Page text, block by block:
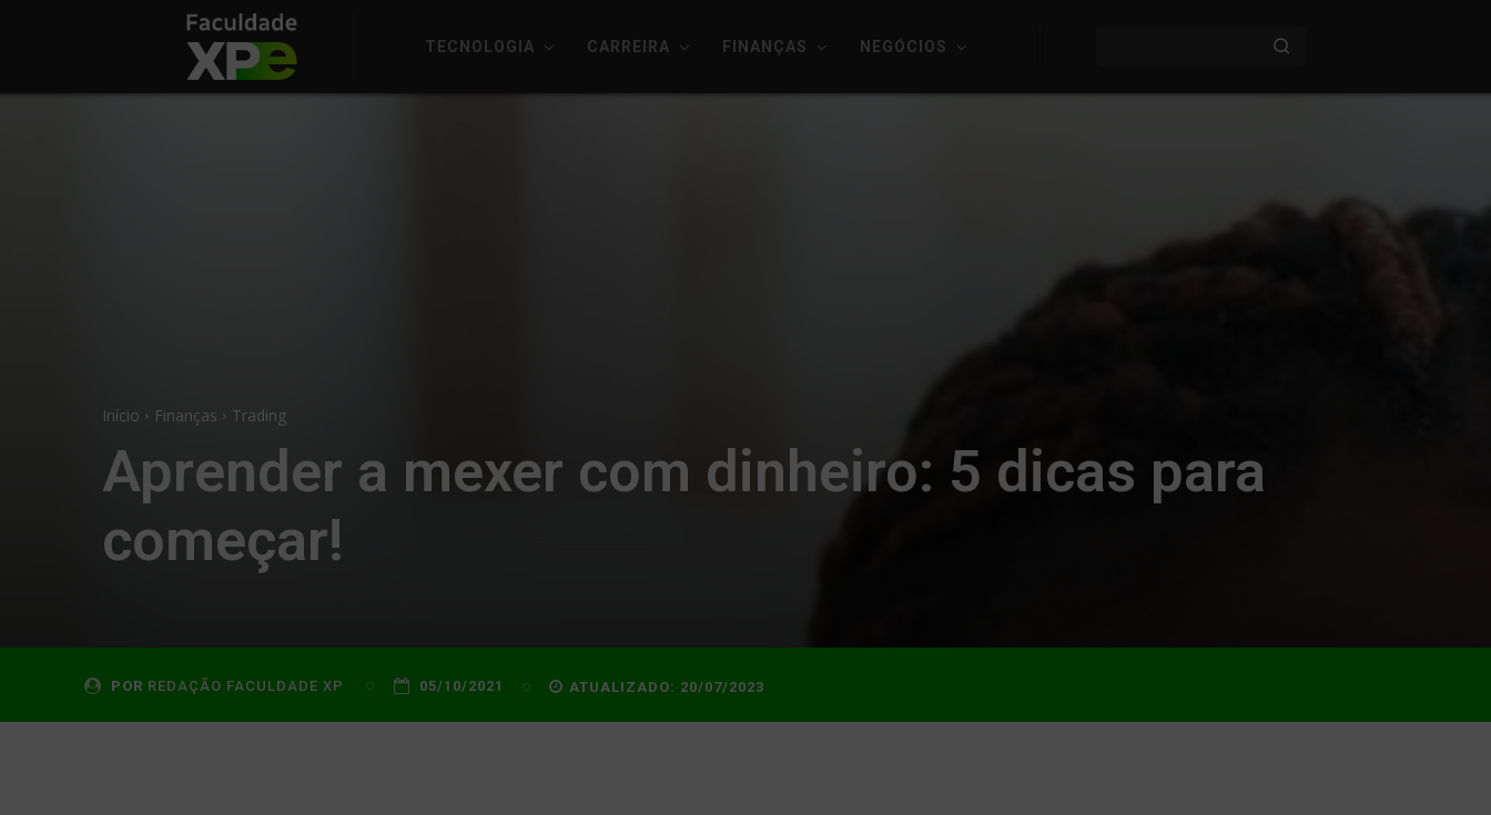
TECNOLOGIA CARREIRA FINANÇAS NEGÓCIOS
Início Finanças Trading
Aprender a mexer com dinheiro: 5 dicas para
começar!
POR REDAÇÃO FACULDADE XP 05/10/2021 ATUALIZADO: 20/07/2023